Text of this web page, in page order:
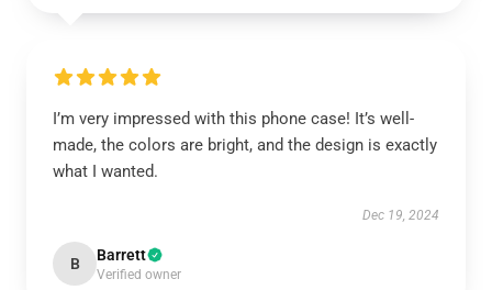
I’m very impressed with this phone case! It’s well-
made, the colors are bright, and the design is exactly
what I wanted.
Dec 19, 2024
B Barrett
Verified owner